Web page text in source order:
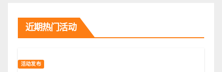
近期热门活动
活动发布